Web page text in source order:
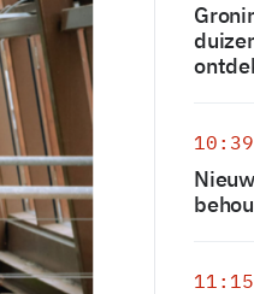
10:39
11:15